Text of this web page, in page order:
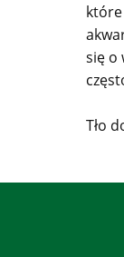
się o
Tło